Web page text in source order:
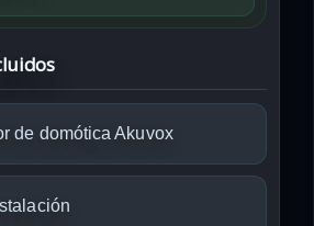
de domótica Akuvox